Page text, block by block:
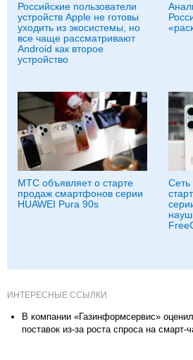
Российские пользователи
устройств Apple не готовы
уходить из экосистемы, но
все чаще рассматривают
Android как второе
устройство
МТС объявляет о старте
продаж смартфонов серии
HUAWEI Pura 90s
Сеть
ИНТЕРЕСНЫЕ ССЫЛКИ
В компании «Газинформсервис»
поставок из-за роста спроса на